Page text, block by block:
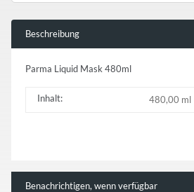
Beschreibung
Parma Liquid Mask 480ml
Inhalt: 480,00 ml
Benachrichtigen, wenn verfügbar